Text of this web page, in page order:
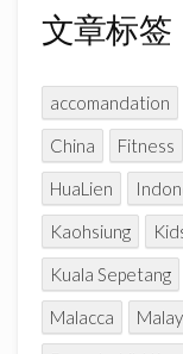
n
类
文章标签
accomandation
China
Fitness
HuaLien
Kaohsiung
Kuala Sepetang
Malacca